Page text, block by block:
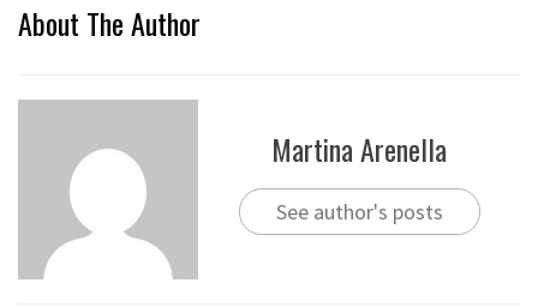
About The Author
Martina Arenella
See author's posts